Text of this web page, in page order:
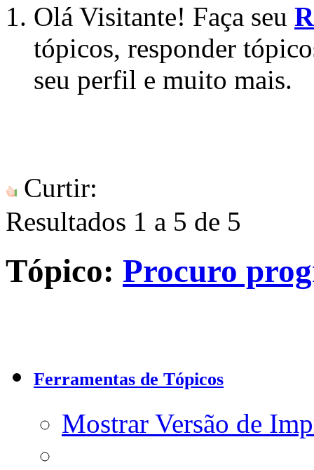
Olá Visitante! Faça seu
tópicos, responder
seu perfil e muito mais.
Curtir:
Resultados 1 a 5 de 5
Tópico: Procuro
Ferramentas de Tópicos
Mostrar Versão de